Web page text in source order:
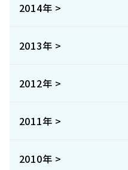
2014年 >
2013年 >
2012年 >
2011年 >
2010年 >